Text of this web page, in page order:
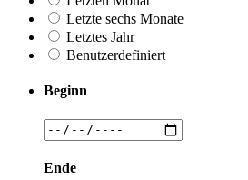
Letzte sechs Monate
Letztes Jahr
Benutzerdefiniert
Beginn
Ende